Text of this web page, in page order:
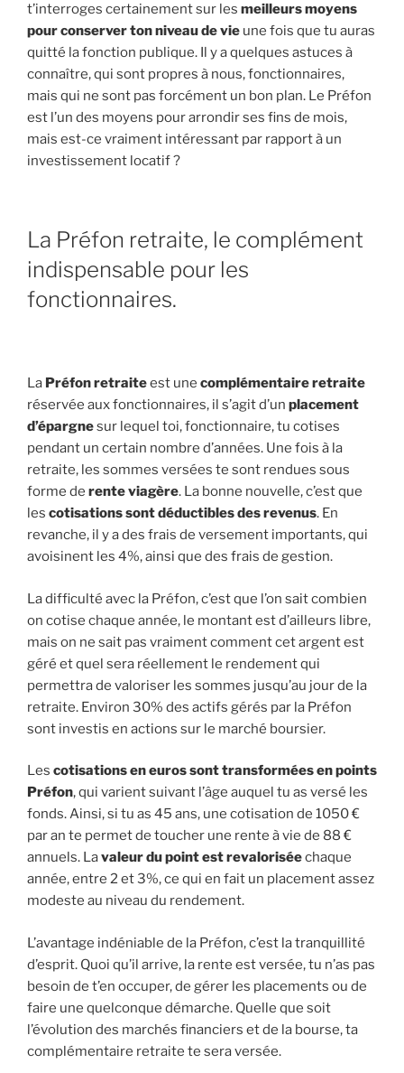
t’interroges certainement sur les meilleurs moyens
pour conserver ton niveau de vie une fois que tu auras
quitté la fonction publique. Il y a quelques astuces à
connaître, qui sont propres à nous, fonctionnaires,
mais qui ne sont pas forcément un bon plan. Le Préfon
est l’un des moyens pour arrondir ses fins de mois,
mais est-ce vraiment intéressant par rapport à un
investissement locatif ?
La Préfon retraite, le complément
indispensable pour les
fonctionnaires.
La Préfon retraiteest une complémentaire retraite
réservée aux fonctionnaires, il s’agit d’un placement
d’épargnesur lequel toi, fonctionnaire, tu cotises
pendant un certain nombre d’années. Une fois à la
retraite, les sommes versées te sont rendues sous
forme de rente viagère. La bonne nouvelle, c’est que
les cotisations sont déductibles des revenus. En
revanche, il y a des frais de versement importants, qui
avoisinent les 4%, ainsi que des frais de gestion.
La difficulté avec la Préfon, c’est que l’on sait combien
on cotise chaque année, le montant est d’ailleurs libre,
mais on ne sait pas vraiment comment cet argent est
géré et quel sera réellement le rendement qui
permettra de valoriser les sommes jusqu’au jour de la
retraite. Environ 30% des actifs gérés par la Préfon
sont investis en actions sur le marché boursier.
Les cotisations en euros sont transformées en points
Préfon, qui varient suivant l’âge auquel tu as versé les
fonds. Ainsi, si tu as 45 ans, une cotisation de 1050 €
par an te permet de toucher une rente à vie de 88 €
annuels. Lavaleur du point est revaloriséechaque
année, entre 2 et 3%, ce qui en fait un placement assez
modeste au niveau du rendement.
L’avantage indéniable de la Préfon, c’est la tranquillité
d’esprit. Quoi qu’il arrive, la rente est versée, tu n’as pas
besoin de t’en occuper, de gérer les placements ou de
faire une quelconque démarche. Quelle que soit
l’évolution des marchés financiers et de la bourse, ta
complémentaire retraite te sera versée.